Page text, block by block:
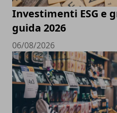
Investimenti ESG e
guida 2026
06/08/2026